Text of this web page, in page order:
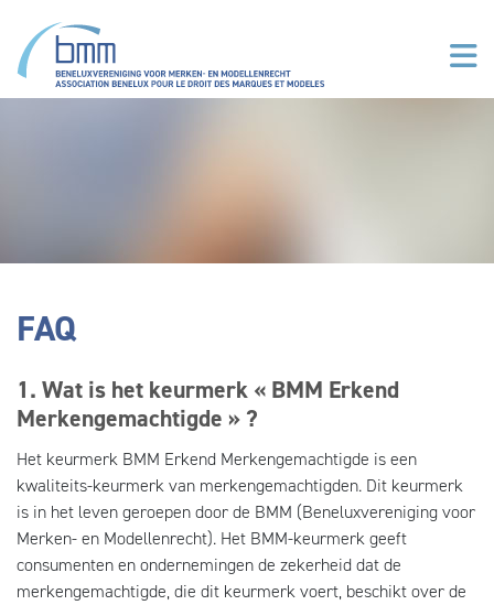
FAQ
1. Wat is het keurmerk « BMM Erkend
Merkengemachtigde » ?
Het keurmerk BMM Erkend Merkengemachtigde is een
kwaliteits-keurmerk van merkengemachtigden. Dit keurmerk
is in het leven geroepen door de BMM (Beneluxvereniging voor
Merken- en Modellenrecht). Het BMM-keurmerk geeft
consumenten en ondernemingen de zekerheid dat de
merkengemachtigde, die dit keurmerk voert, beschikt over de